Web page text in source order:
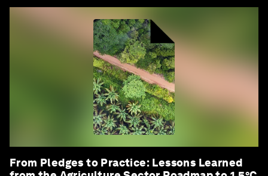
From Pledges to Practice: Lessons Learned